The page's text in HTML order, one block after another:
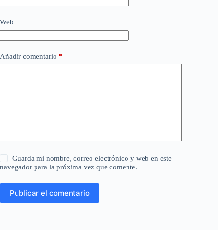
Web
Añadir comentario *
Guarda mi nombre, correo electrónico y web en este
navegador para la próxima vez que comente.
Publicar el comentario